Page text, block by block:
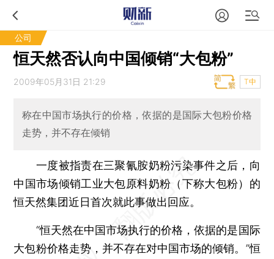
公司
恒天然否认向中国倾销“大包粉”
2009年05月31日 21:29 T中
称在中国市场执行的价格，依据的是国际大包粉价格
走势，并不存在倾销
一度被指责在三聚氰胺奶粉污染事件之后，向
中国市场倾销工业大包原料奶粉（下称大包粉）的
恒天然集团近日首次就此事做出回应。
“恒天然在中国市场执行的价格，依据的是国际
大包粉价格走势，并不存在对中国市场的倾销。”恒